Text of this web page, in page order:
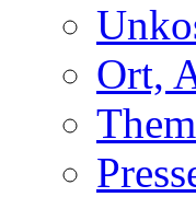
Ort,